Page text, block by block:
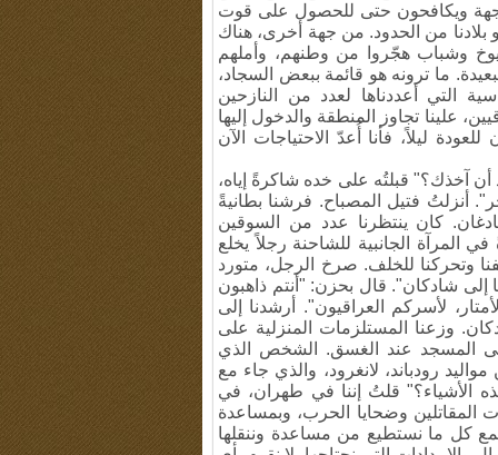
ويكافحون حتى للحصول على قوت
من الحدود. من جهة أخرى، هناك
وشباب هجّروا من وطنهم، وأملهم
ما ترونه هو قائمة ببعض السجاد،
التي أعددناها لعدد من النازحين
علينا تجاوز المنطقة والدخول إليها
ليلاً، فأنا أُعدّ الاحتياجات الآن
آخذك؟" قبلتُه على خده شاكرةً إياه،
أنزلتُ فتيل المصباح. فرشنا بطانيةً
كان ينتظرنا عدد من السوقين
في المرآة الجانبية للشاحنة رجلاً يخلع
وتحركنا للخلف. صرخ الرجل، متورد
إلى شادكان". قال بحزن: "أنتم ذاهبون
لأسركم العراقيون". أرشدنا إلى
وزعنا المستلزمات المنزلية على
إلى المسجد عند الغسق. الشخص الذي
رودباند، لانغرود، والذي جاء مع
الأشياء؟" قلتُ إننا في طهران، في
المقاتلين وضحايا الحرب، وبمساعدة
نجمع كل ما نستطيع من مساعدة وننقلها